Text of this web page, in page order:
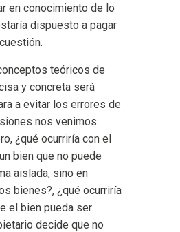
en conocimiento de lo
dispuesto a pagar
teóricos de
y concreta será
a evitar los errores de
nos venimos
¿qué ocurriría con el
bien que no puede
aislada, sino en
bienes?, ¿qué ocurriría
el bien pueda ser
decide que no